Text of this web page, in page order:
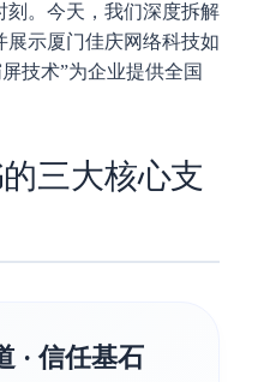
刻。今天，我们深度拆解
示厦门佳庆网络科技如
技术”为企业提供全国
三大核心支
· 信任基石